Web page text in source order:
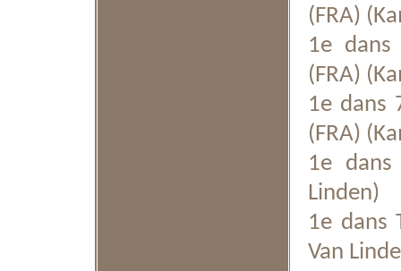
(FRA)
1e dans
(FRA)
1e dans
(FRA)
1e dans
Linden)
1e dans
Van